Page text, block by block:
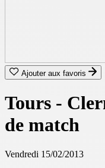
Ajouter aux favoris
Tours -
de match
Vendredi 15/02/2013